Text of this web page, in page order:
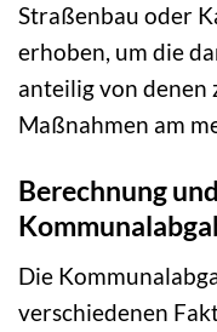
Straßenbau oder
erhoben, um die
anteilig von denen
Maßnahmen am
Berechnung
Die
verschiedenen